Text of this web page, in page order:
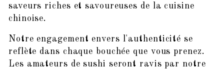
saveurs riches et savoureuses de la cuisine
chinoise.
Notre engagement envers l'authenticité se
reflète dans chaque bouchée que vous prenez.
Les amateurs de sushi seront ravis par notre